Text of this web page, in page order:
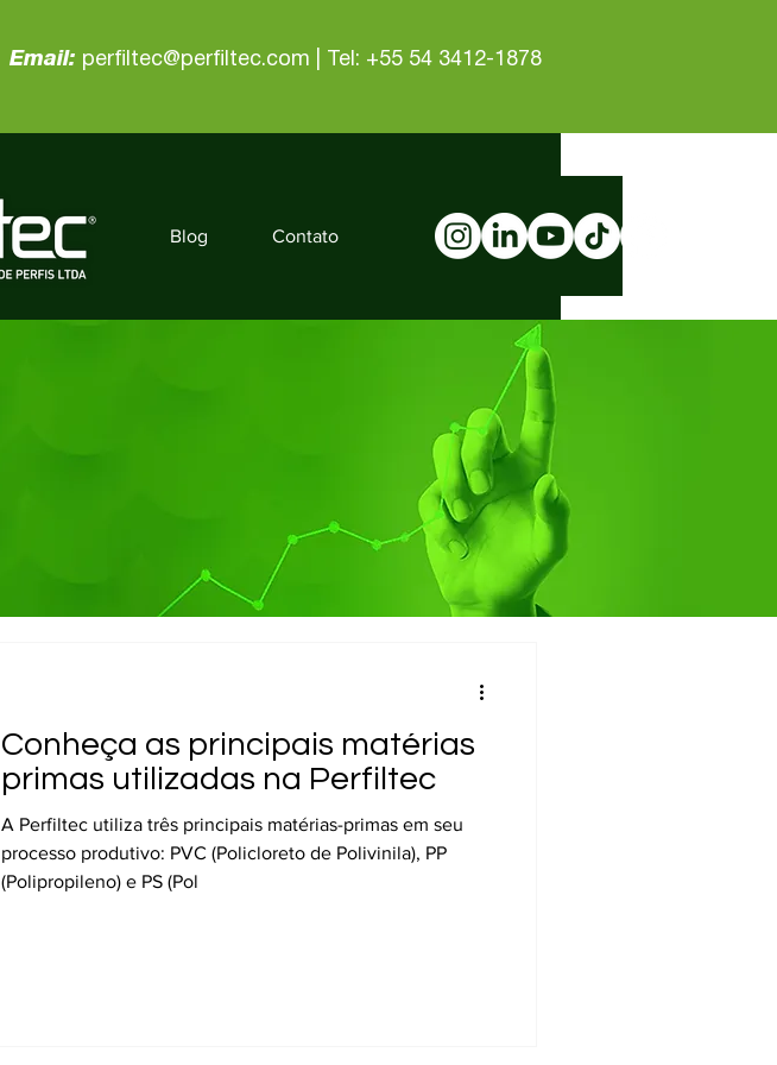
Email: perfiltec@perfiltec.com | Tel: +55 54 3412-1878
Blog Contato
Conheça as principais matérias
primas utilizadas na Perfiltec
A Perfiltec utiliza três principais matérias-primas em seu
processo produtivo: PVC (Policloreto de Polivinila), PP
(Polipropileno) e PS (Pol